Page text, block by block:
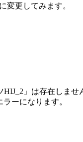
変更してみます。
HIJ_2」は存在しませ
ーになります。